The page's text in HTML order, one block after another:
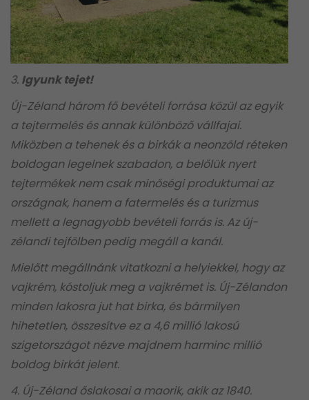
3. Igyunk tejet!
Új-Zéland három fő bevételi forrása közül az egyik
a tejtermelés és annak különböző vállfajai.
Miközben a tehenek és a birkák a neonzöld réteken
boldogan legelnek szabadon, a belőlük nyert
tejtermékek nem csak minőségi produktumai az
országnak, hanem a fatermelés és a turizmus
mellett a legnagyobb bevételi forrás is. Az új-
zélandi tejfölben pedig megáll a kanál.
Mielőtt megállnánk vitatkozni a helyiekkel, hogy az
vajkrém, kóstoljuk meg a vajkrémet is. Új-Zélandon
minden lakosra jut hat birka, és bármilyen
hihetetlen, összesítve ez a 4,6 millió lakosú
szigetországot nézve majdnem harminc millió
boldog birkát jelent.
4. Új-Zéland őslakosai a maorik, akik az 1840.